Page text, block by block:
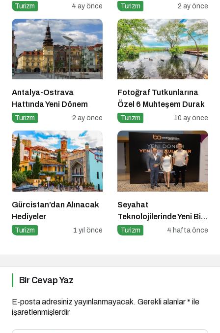
Turizm 4 ay önce Turizm 2 ay önce
Antalya-Ostrava
Hattında Yeni Dönem
Turizm 2 ay önce
Fotoğraf Tutkunlarına
Özel 6 Muhteşem Durak
Turizm 10 ay önce
Gürcistan’dan Alınacak
Hediyeler
Turizm 1 yıl önce
Seyahat
Teknolojilerinde Yeni Bir
Dönem
Turizm 4 hafta önce
Bir Cevap Yaz
E-posta adresiniz yayınlanmayacak. Gerekli alanlar* ile
işaretlenmişlerdir